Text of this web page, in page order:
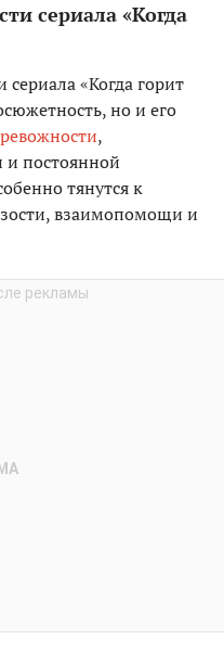
сериала «Когда
«Когда горит
но и его
,
постоянной
тянутся к
взаимопомощи и